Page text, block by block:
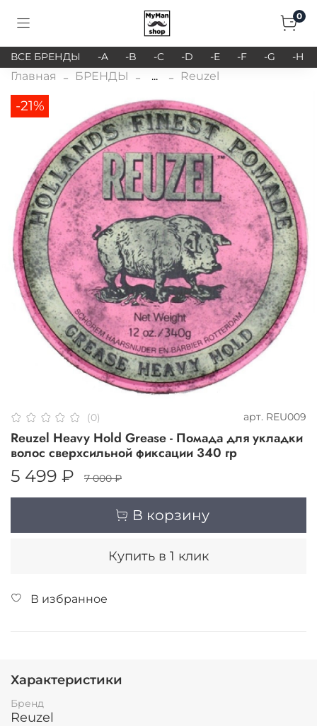
0
ВСЕ БРЕНДЫ -A -B -C -D -E -F -G -H
Главная БРЕНДЫ ... Reuzel
-21%
(0) арт. REU009
Reuzel Heavy Hold Grease - Помада для укладки
волос сверхсильной фиксации 340 гр
5 499 ₽ 7 000 ₽
В корзину
Купить в 1 клик
В избранное
Характеристики
Бренд
Reuzel